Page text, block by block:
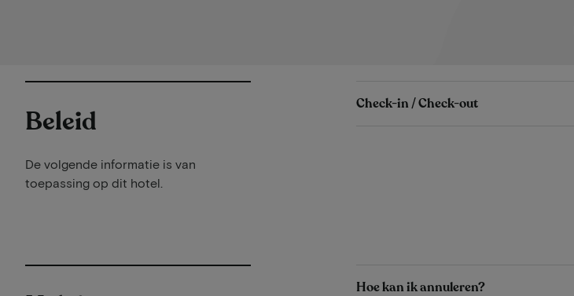
Beleid
De volgende informatie is van
toepassing op dit hotel.
Check-in / Check-out
Hoe kan ik annuleren?